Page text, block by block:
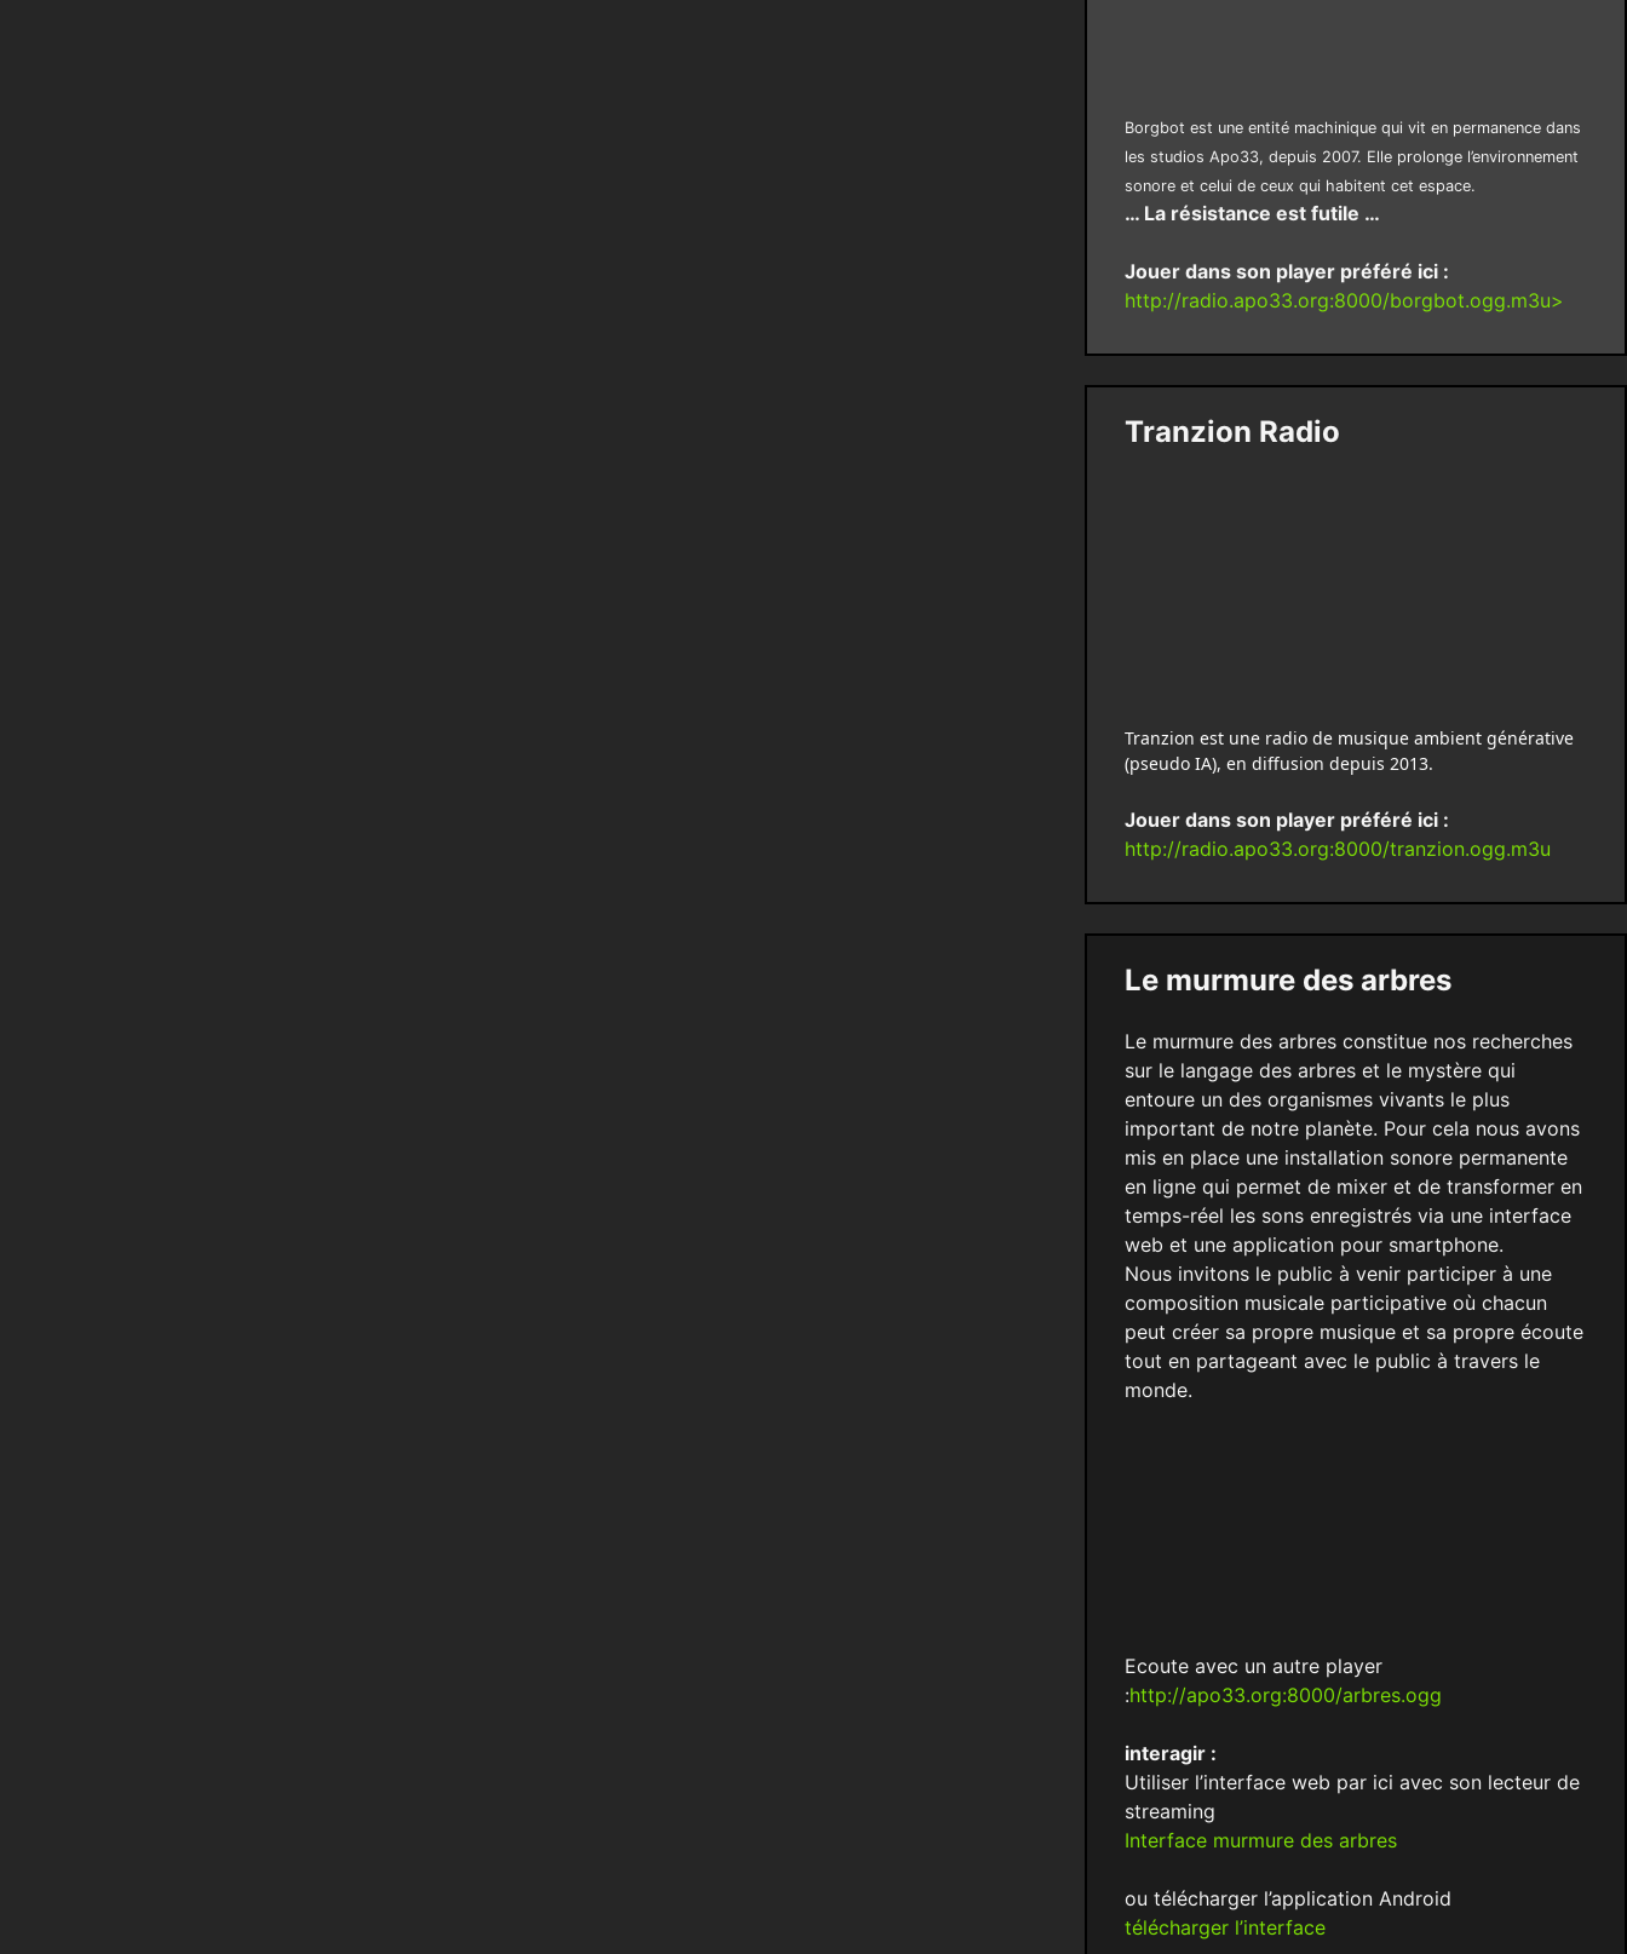
Borgbot est une entité machinique qui vit en permanence dans
les studios Apo33, depuis 2007. Elle prolonge l’environnement
sonore et celui de ceux qui habitent cet espace.
… La résistance est futile …
Jouer dans son player préféré ici :
http://radio.apo33.org:8000/borgbot.ogg.m3u>
Tranzion Radio
Tranzion est une radio de musique ambient générative
(pseudo IA), en diffusion depuis 2013.
Jouer dans son player préféré ici :
http://radio.apo33.org:8000/tranzion.ogg.m3u
Le murmure des arbres
Le murmure des arbres constitue nos recherches
sur le langage des arbres et le mystère qui
entoure un des organismes vivants le plus
important de notre planète. Pour cela nous avons
mis en place une installation sonore permanente
en ligne qui permet de mixer et de transformer en
temps-réel les sons enregistrés via une interface
web et une application pour smartphone.
Nous invitons le public à venir participer à une
composition musicale participative où chacun
peut créer sa propre musique et sa propre écoute
tout en partageant avec le public à travers le
monde.
Ecoute avec un autre player
:http://apo33.org:8000/arbres.ogg
interagir :
Utiliser l’interface web par ici avec son lecteur de
streaming
Interface murmure des arbres
ou télécharger l’application Android
télécharger l’interface